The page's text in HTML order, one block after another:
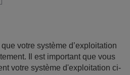
votre système d’exploitation
Il est important que vous
votre système d'exploitation ci-